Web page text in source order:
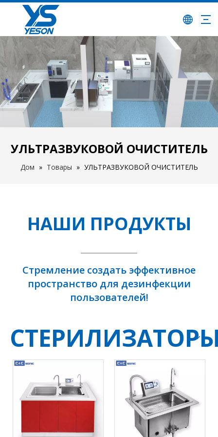
УЛЬТРАЗВУКОВОЙ ОЧИСТИТЕЛЬ
Дом » Товары » УЛЬТРАЗВУКОВОЙ ОЧИСТИТЕЛЬ
НАШИ ПРОДУКТЫ
Стремление создать эффективное
пространство для дезинфекции
пользователей!